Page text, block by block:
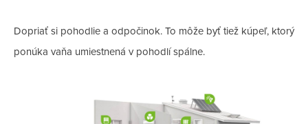
Dopriať si pohodlie a odpočinok. To môže byť tiež kúpeľ, ktorý
ponúka vaňa umiestnená v pohodlí spálne.